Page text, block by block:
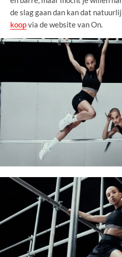
de slag gaan dan kan dat
koopvia de website van On.